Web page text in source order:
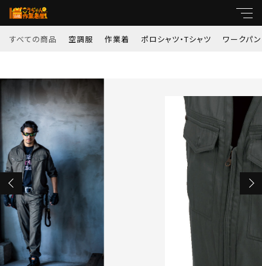
すべての商品 空調服 作業着 ポロシャツ・Tシャツ ワークパ
カラー
数量
ポロシャツ・Tシャツ
親カテゴリ
子カテゴリ
価格帯
並び順